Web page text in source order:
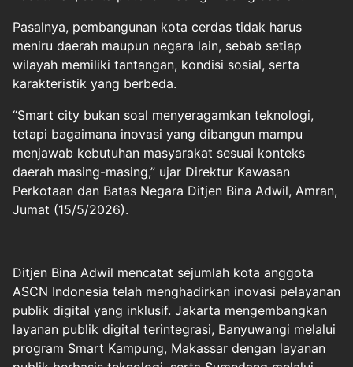
Pasalnya, pembangunan kota cerdas tidak harus
meniru daerah maupun negara lain, sebab setiap
wilayah memiliki tantangan, kondisi sosial, serta
karakteristik yang berbeda.
“Smart city bukan soal menyeragamkan teknologi,
tetapi bagaimana inovasi yang dibangun mampu
menjawab kebutuhan masyarakat sesuai konteks
daerah masing-masing,” ujar Direktur Kawasan
Perkotaan dan Batas Negara Ditjen Bina Adwil, Amran,
Jumat (15/5/2026).
Ditjen Bina Adwil mencatat sejumlah kota anggota
ASCN Indonesia telah menghadirkan inovasi pelayanan
publik digital yang inklusif. Jakarta mengembangkan
layanan publik digital terintegrasi, Banyuwangi melalui
program Smart Kampung, Makassar dengan layanan